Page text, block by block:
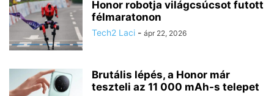
Honor robotja világcsúcsot futott
félmaratonon
Tech2 Laci - ápr 22, 2026
Brutális lépés, a Honor már
teszteli az 11 000 mAh-s telepet